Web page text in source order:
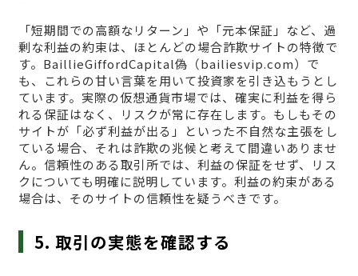
「短期間での高額なリターン」や「元本保証」など、過
剰な利益の約束は、ほとんどの場合詐欺サイトの特徴で
す。BaillieGiffordCapital偽（bailiesvip.com）で
も、これらの甘い言葉を用いて投資家を引き込もうとし
ています。実際の仮想通貨市場では、確実に利益を得ら
れる保証はなく、リスクが常に存在します。もしもその
サイトが「必ず利益が出る」といった不自然な主張をし
ている場合、それは詐欺の兆候と考えて間違いありませ
ん。信頼性のある取引所では、利益の保証をせず、リス
クについても明確に説明しています。利益の約束がある
場合は、そのサイトの信頼性を疑うべきです。
5. 取引の実態を確認する